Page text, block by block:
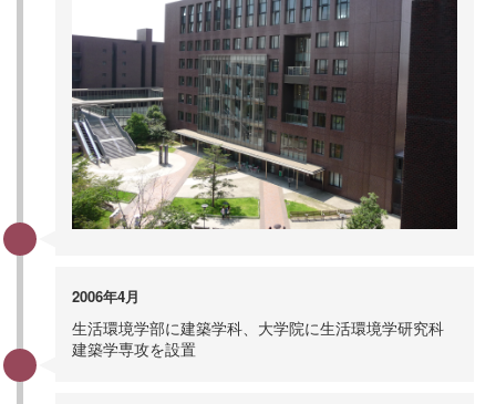
2006年4月
生活環境学部に建築学科、大学院に生活環境学研究科
建築学専攻を設置